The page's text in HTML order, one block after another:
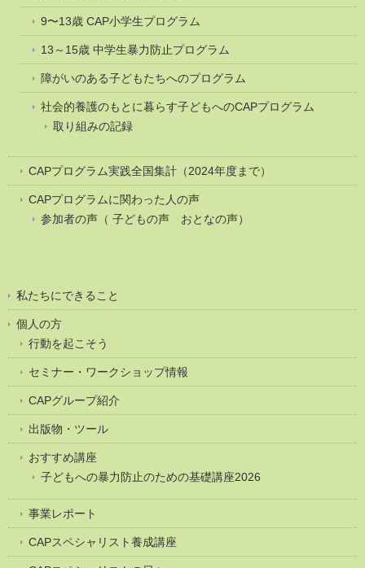
9〜13歳 CAP小学生プログラム
13～15歳 中学生暴力防止プログラム
障がいのある子どもたちへのプログラム
社会的養護のもとに暮らす子どもへのCAPプログラム
取り組みの記録
CAPプログラム実践全国集計（2024年度まで）
CAPプログラムに関わった人の声
参加者の声（ 子どもの声 おとなの声）
私たちにできること
個人の方
行動を起こそう
セミナー・ワークショップ情報
CAPグループ紹介
出版物・ツール
おすすめ講座
子どもへの暴力防止のための基礎講座2026
事業レポート
CAPスペシャリスト養成講座